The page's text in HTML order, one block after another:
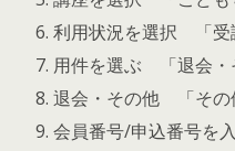
利用状況を選択 「受
用件を選ぶ 「退会・
退会・その他 「その
会員番号/申込番号を